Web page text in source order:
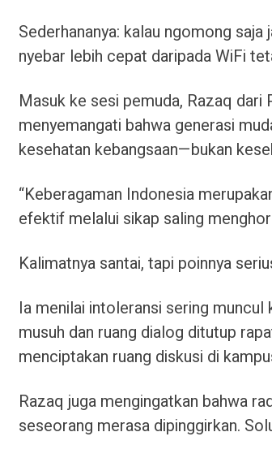
Sederhananya: kalau ngomong saja
nyebar lebih cepat daripada WiFi
Masuk ke sesi pemuda, Razaq dari
menyemangati bahwa generasi
kesehatan kebangsaan—bukan
“Keberagaman Indonesia
efektif melalui sikap saling
Kalimatnya santai, tapi poinnya
Ia menilai intoleransi sering
musuh dan ruang dialog ditutup
menciptakan ruang diskusi di
Razaq juga mengingatkan bahwa
seseorang merasa dipinggirkan.